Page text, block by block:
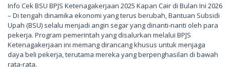
Info Cek BSU BPJS Ketenagakerjaan 2025 Kapan Cair di Bulan Ini 2026
– Di tengah dinamika ekonomi yang terus berubah, Bantuan Subsidi
Upah (BSU) selalu menjadi angin segar yang dinanti-nanti oleh para
pekerja. Program pemerintah yang disalurkan melalui BPJS
Ketenagakerjaan ini memang dirancang khusus untuk menjaga
daya beli pekerja, terutama mereka yang berpenghasilan di bawah
rata-rata.